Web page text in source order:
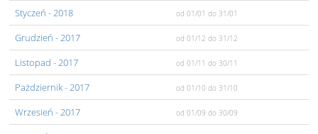
Styczeń - 2018 od 01/01 do 31/01
Grudzień - 2017 od 01/12 do 31/12
Listopad - 2017 od 01/11 do 30/11
Pażdziernik- 2017 od 01/10 do 31/10
Wrzesień - 2017 od 01/09 do 30/09